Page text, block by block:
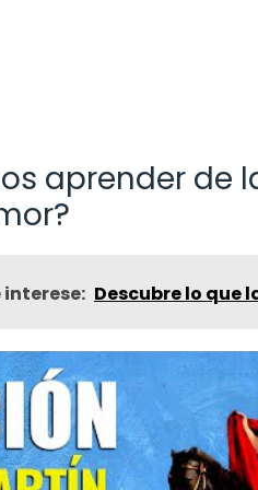
aprender de
Descubre lo que